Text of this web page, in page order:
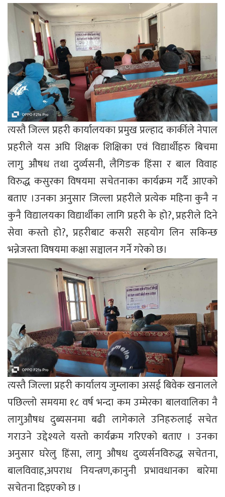
त्यस्तै जिल्ल प्रहरी कार्यालयका प्रमुख प्रल्हाद कार्कीले नेपाल
प्रहरीले यस अघि शिक्षक शिक्षिका एवं विद्यार्थीहरु बिचमा
लागु औषध तथा दुर्व्यसनी, लैगिङक हिंसा र बाल विवाह
विरुद्ध कसुरका विषयमा सचेतनाका कार्यक्रम गर्दै आएको
बताए ।उनका अनुसार जिल्ला प्रहरीले प्रत्येक महिना कुनै न
कुनै विद्यालयका विद्यार्थीका लागि प्रहरी के हो?, प्रहरीले दिने
सेवा कस्तो हो?, प्रहरीबाट कसरी सहयोग लिन सकिन्छ
भन्नेजस्ता विषयमा कक्षा सञ्चालन गर्ने गरेको छ।
त्यस्तै जिल्ला प्रहरी कार्यालय जुम्लाका असई बिवेक खनालले
पछिल्लो समयमा १८ वर्ष भन्दा कम उम्मेरका बालवालिका नै
लागुऔषध दुब्यसनमा बढी लागेकाले उनिहरुलाई सचेत
गराउने उद्देश्यले यस्तो कार्यक्रम गरिएको बताए । उनका
अनुसार घरेलु हिंसा, लागु औषध दुव्यर्सनविरुद्ध सचेतना,
बालविवाह,अपराध नियन्त्रण,कानुनी प्रभावधानका बारेमा
सचेतना दिइएको छ ।